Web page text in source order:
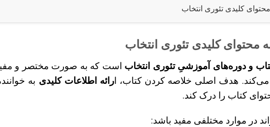
کلیدی تئوری انتخاب
کلیدی تئوری انتخاب
و دوره‌های آموزشیِ تئوری انتخاب است که به صورت مختصر و
می‌کند. هدف اصلی خلاصه کردن کتاب، ارائه اطلاعات کلیدی به
کتاب را درک کند.
در موارد مختلفی مفید باشد: